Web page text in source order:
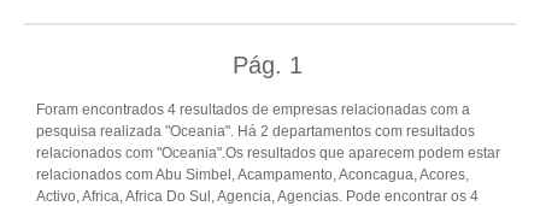
Pág. 1
Foram encontrados 4 resultados de empresas relacionadas com a
pesquisa realizada "Oceania". Há 2 departamentos com resultados
relacionados com "Oceania".Os resultados que aparecem podem estar
relacionados com Abu Simbel, Acampamento, Aconcagua, Acores,
Activo, Africa, Africa Do Sul, Agencia, Agencias. Pode encontrar os 4